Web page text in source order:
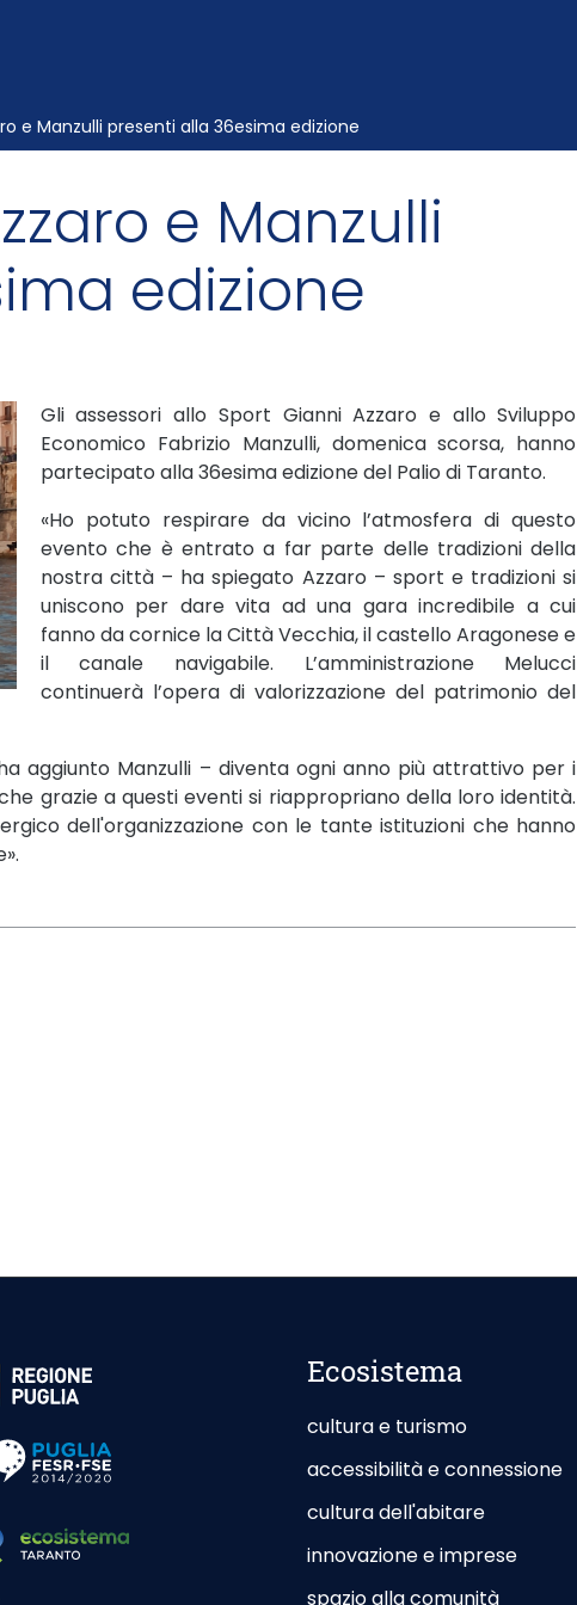
e Manzulli presenti alla 36esima edizione
e Manzulli
edizione
Gli assessori allo Sport Gianni Azzaro e allo Sviluppo
Economico Fabrizio Manzulli, domenica scorsa, hanno
partecipato alla 36esima edizione del Palio di Taranto.
«Ho potuto respirare da vicino l’atmosfera di questo
evento che è entrato a far parte delle tradizioni della
nostra città – ha spiegato Azzaro – sport e tradizioni si
uniscono per dare vita ad una gara incredibile a cui
fanno da cornice la Città Vecchia, il castello Aragonese e
il canale navigabile. L’amministrazione Melucci
continuerà l’opera di valorizzazione del patrimonio del
aggiunto Manzulli – diventa ogni anno più attrattivo per i
grazie a questi eventi si riappropriano della loro identità.
dell'organizzazione con le tante istituzioni che hanno
esterno - Apertura in nuova scheda
esterno - Apertura in nuova scheda
Ecosistema
cultura e turismo
accessibilità e connessione
cultura dell'abitare
innovazione e imprese
spazio alla comunità